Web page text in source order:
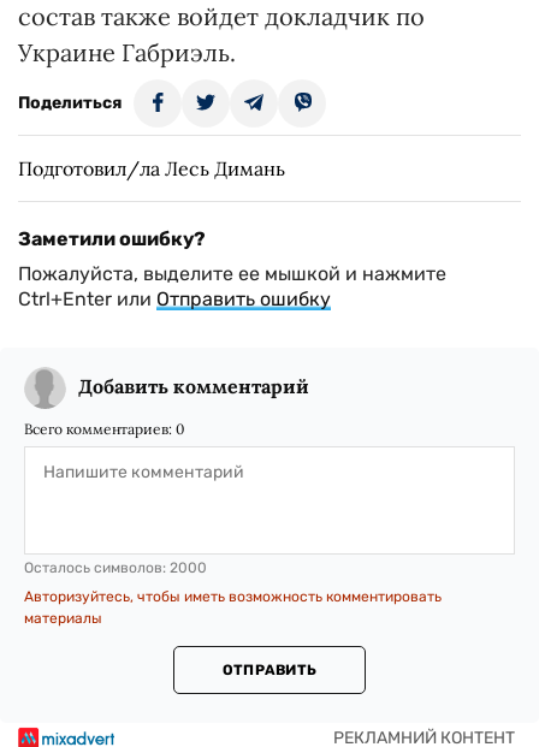
состав также войдет докладчик по
Украине Габриэль.
Поделиться
Подготовил/ла Лесь Димань
Заметили ошибку?
Пожалуйста, выделите ее мышкой и нажмите
Ctrl+Enter или Отправить ошибку
Добавить комментарий
Всего комментариев: 0
Осталось символов: 2000
Авторизуйтесь, чтобы иметь возможность комментировать
материалы
ОТПРАВИТЬ